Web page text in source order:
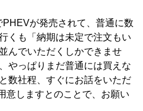
が発売されて、普通に数
くも「納期は未定で注文もい
んでいただくしかできませ
やっぱりまだ普通には買えな
数社程、すぐにお話をいただ
意しますとのことで、お願い